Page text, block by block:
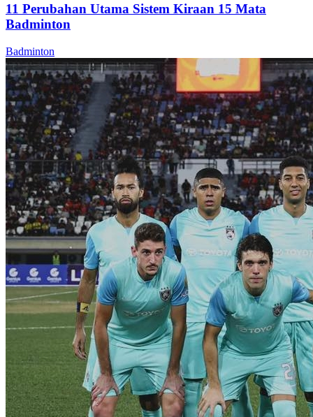
11 Perubahan Utama Sistem Kiraan 15 Mata
Badminton
Badminton